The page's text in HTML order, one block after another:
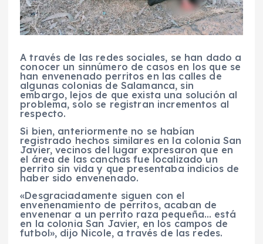
A través de las redes sociales, se han dado a
conocer un sinnúmero de casos en los que se
han envenenado perritos en las calles de
algunas colonias de Salamanca, sin
embargo, lejos de que exista una solución al
problema, solo se registran incrementos al
respecto.
Si bien, anteriormente no se habían
registrado hechos similares en la colonia San
Javier, vecinos del lugar expresaron que en
el área de las canchas fue localizado un
perrito sin vida y que presentaba indicios de
haber sido envenenado.
«Desgraciadamente siguen con el
envenenamiento de perritos, acaban de
envenenar a un perrito raza pequeña… está
en la colonia San Javier, en los campos de
futbol», dijo Nicole, a través de las redes.